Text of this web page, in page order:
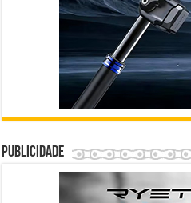
Publicidade